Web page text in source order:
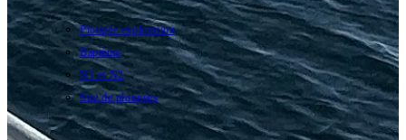
Plongée exploration
Baptême
N1 et N2
Site de plongées